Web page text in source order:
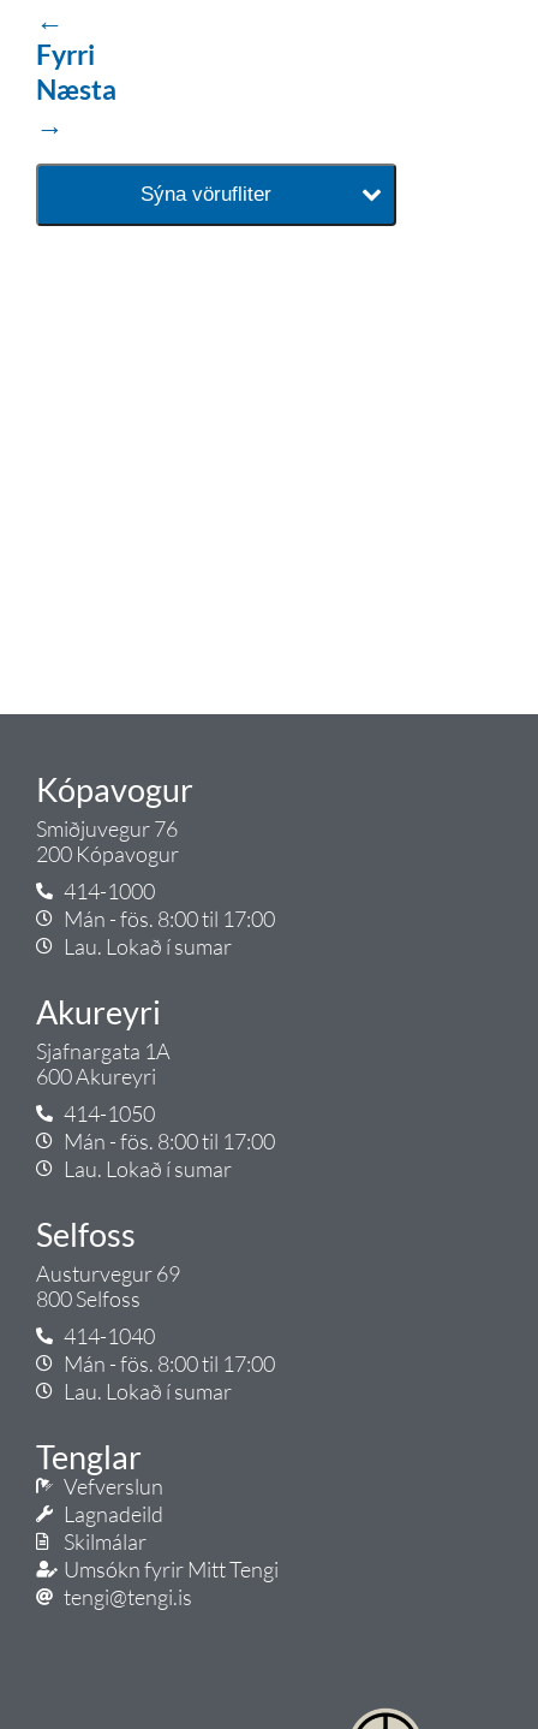
←
Fyrri
Næsta
→
Sýna vörufliter
Kópavogur
Smiðjuvegur 76
200 Kópavogur
414-1000
Mán - fös. 8:00 til 17:00
Lau. Lokað í sumar
Akureyri
Sjafnargata 1A
600 Akureyri
414-1050
Mán - fös. 8:00 til 17:00
Lau. Lokað í sumar
Selfoss
Austurvegur 69
800 Selfoss
414-1040
Mán - fös. 8:00 til 17:00
Lau. Lokað í sumar
Tenglar
Vefverslun
Lagnadeild
Skilmálar
Umsókn fyrir Mitt Tengi
tengi@tengi.is